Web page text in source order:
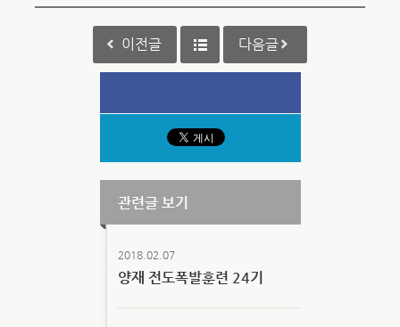
이전글 다음글
관련글 보기
2018.02.07
양재 전도폭발훈련 24기